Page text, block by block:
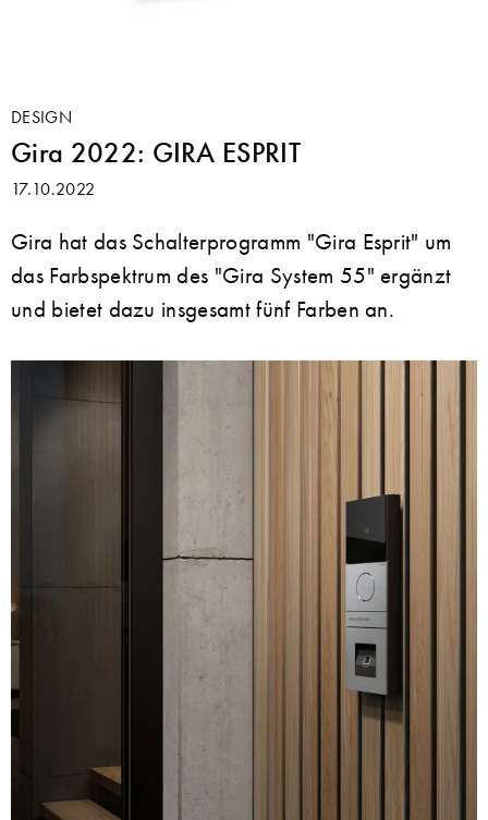
DESIGN
Gira 2022: GIRA ESPRIT
17.10.2022
Gira hat das Schalterprogramm "Gira Esprit" um
das Farbspektrum des "Gira System 55" ergänzt
und bietet dazu insgesamt fünf Farben an.